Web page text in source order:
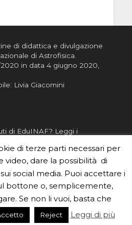
di didattica e divulgazione
di Astrofisica
in data 4 giugno 2020,
Livia Giacomini
di EduINAF? Leggi i
risponde, per
tuoi contributi, scrivici a
inaf.it oppure
di terze parti necessari per
video, dare la possibilità di
social media. Puoi accettare i
bottone o, semplicemente,
Se non li vuoi, basta che
Reject Leggi di più